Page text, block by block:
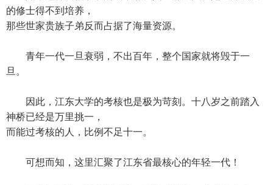
的修士得不到培养，
那些世家贵族子弟反而占据了海量资源。
青年一代一旦衰弱，不出百年，整个国家就将毁于一
旦。
因此，江东大学的考核也是极为苛刻。十八岁之前踏入
神桥已经是万里挑一，
而能过考核的人，比例不足十一。
可想而知，这里汇聚了江东省最核心的年轻一代！